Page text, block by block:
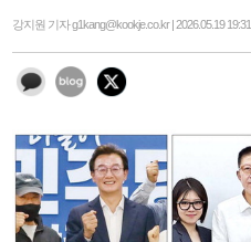
강지원 기자 g1kang@kookje.co.kr | 2026.05.19 19:31